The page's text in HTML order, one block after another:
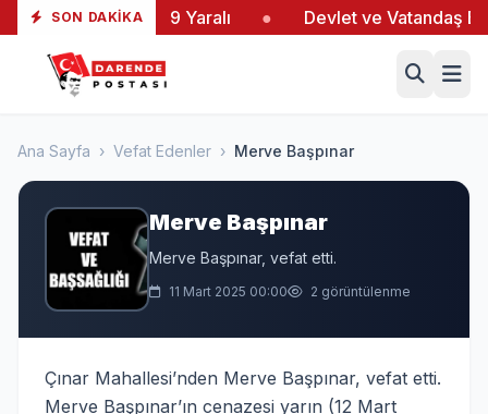
SON DAKIKA
Yangında 19 Yaralı Devlet ve Vatandaş El
Ana Sayfa › Vefat Edenler › Merve Başpınar
Merve Başpınar
Merve Başpınar, vefat etti.
11 Mart 2025 00:00 2 görüntülenme
Çınar Mahallesi’nden Merve Başpınar, vefat etti.
Merve Başpınar’ın cenazesi yarın (12 Mart